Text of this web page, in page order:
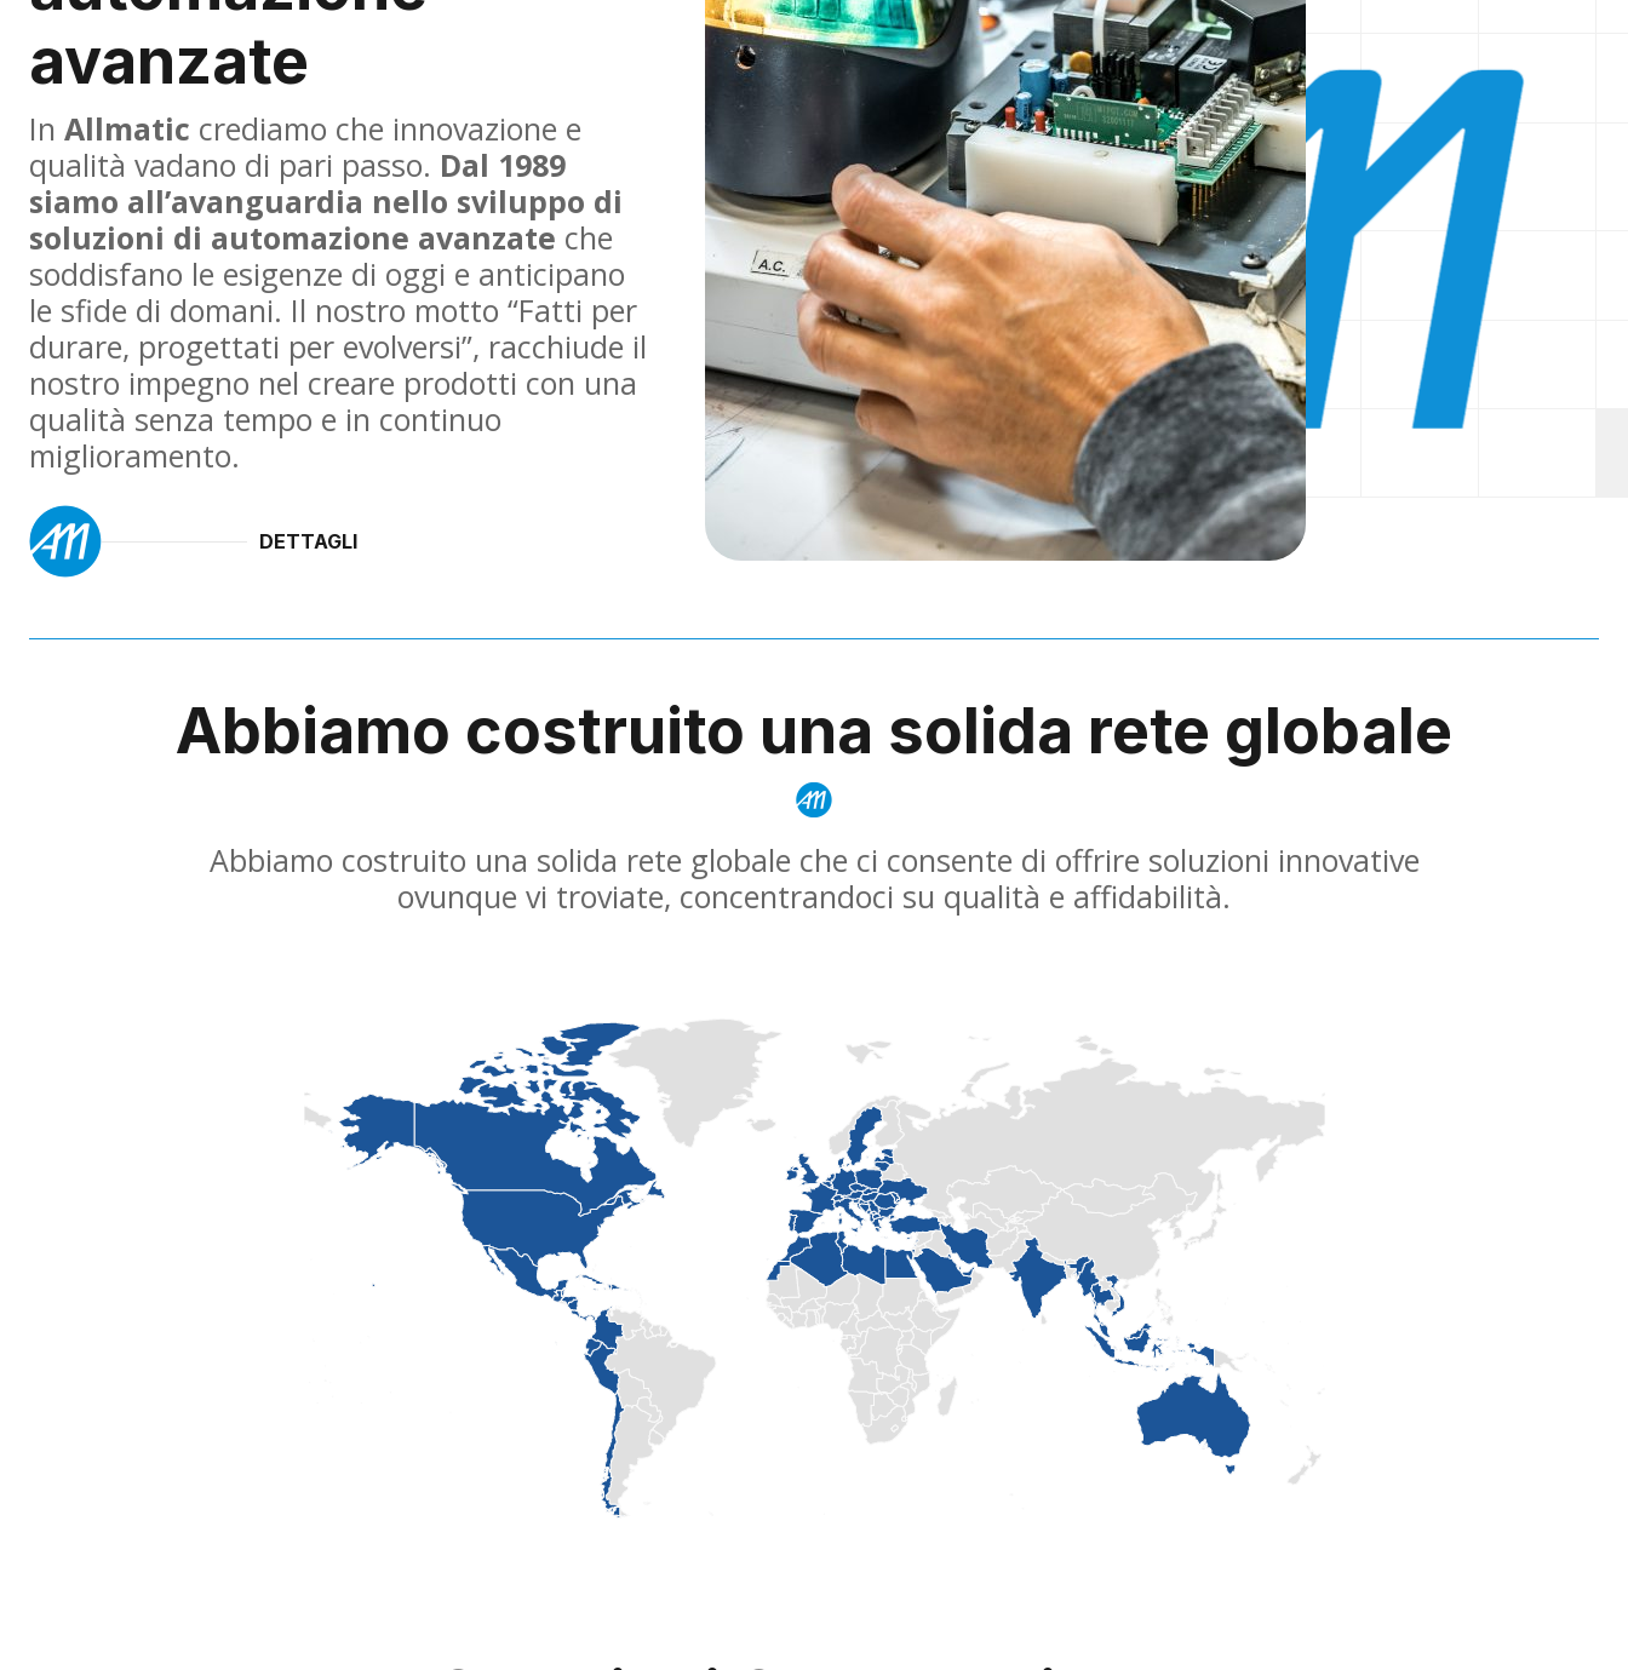
avanzate
In Allmatic crediamo che innovazione e
qualità vadano di pari passo. Dal 1989
siamo all’avanguardia nello sviluppo di
soluzioni di automazione avanzate che
soddisfano le esigenze di oggi e anticipano
le sfide di domani. Il nostro motto “Fatti per
durare, progettati per evolversi”, racchiude il
nostro impegno nel creare prodotti con una
qualità senza tempo e in continuo
miglioramento.
DETTAGLI
Abbiamo costruito una solida rete globale
Abbiamo costruito una solida rete globale che ci consente di offrire soluzioni innovative
ovunque vi troviate, concentrandoci su qualità e affidabilità.